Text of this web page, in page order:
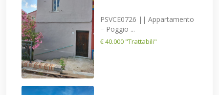
PSVCE0726 || Appartamento
– Poggio ...
€ 40.000 "Trattabili"